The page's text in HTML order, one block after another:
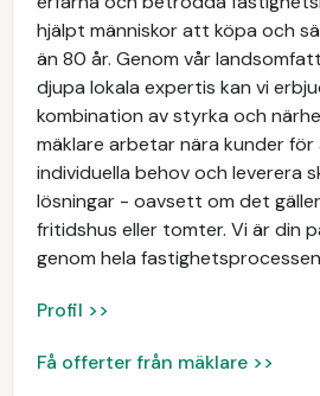
hjälpt människor att köpa och
än 80 år. Genom vår
djupa lokala expertis kan vi
kombination av styrka och
mäklare arbetar nära kunder
individuella behov och leverera
lösningar - oavsett om det
fritidshus eller tomter. Vi är din
genom hela
Profil >>
Få offerter från mäklare >>